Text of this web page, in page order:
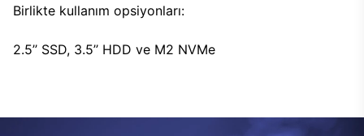
Birlikte kullanım opsiyonları:
2.5’’ SSD, 3.5’’ HDD ve M2 NVMe